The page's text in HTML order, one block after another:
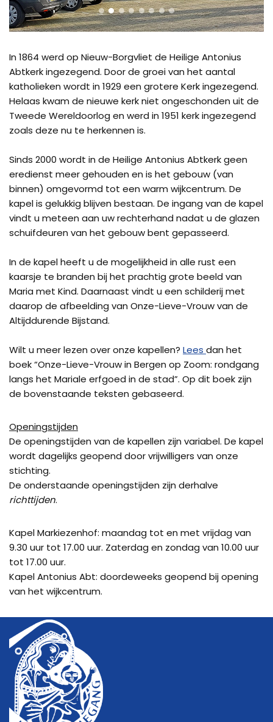
In 1864 werd op Nieuw-Borgvliet de Heilige Antonius
Abtkerk ingezegend. Door de groei van het aantal
katholieken wordt in 1929 een grotere Kerk ingezegend.
Helaas kwam de nieuwe kerk niet ongeschonden uit de
Tweede Wereldoorlog en werd in 1951 kerk ingezegend
zoals deze nu te herkennen is.
Sinds 2000 wordt in de Heilige Antonius Abtkerk geen
eredienst meer gehouden en is het gebouw (van
binnen) omgevormd tot een warm wijkcentrum. De
kapel is gelukkig blijven bestaan. De ingang van de kapel
vindt u meteen aan uw rechterhand nadat u de glazen
schuifdeuren van het gebouw bent gepasseerd.
In de kapel heeft u de mogelijkheid in alle rust een
kaarsje te branden bij het prachtig grote beeld van
Maria met Kind. Daarnaast vindt u een schilderij met
daarop de afbeelding van Onze-Lieve-Vrouw van de
Altijddurende Bijstand.
Wilt u meer lezen over onze kapellen? Lees dan het
boek “Onze-Lieve-Vrouw in Bergen op Zoom: rondgang
langs het Mariale erfgoed in de stad”. Op dit boek zijn
de bovenstaande teksten gebaseerd.
Openingstijden
De openingstijden van de kapellen zijn variabel. De kapel
wordt dagelijks geopend door vrijwilligers van onze
stichting.
De onderstaande openingstijden zijn derhalve
richttijden.
Kapel Markiezenhof: maandag tot en met vrijdag van
9.30 uur tot 17.00 uur. Zaterdag en zondag van 10.00 uur
tot 17.00 uur.
Kapel Antonius Abt: doordeweeks geopend bij opening
van het wijkcentrum.